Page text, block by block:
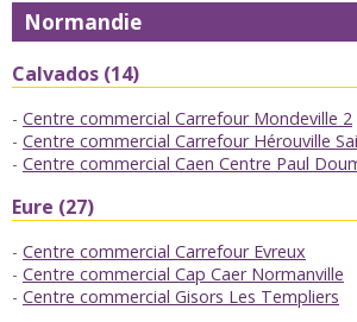
Normandie
Calvados (14)
Centre commercial Carrefour Mondeville 2
Centre commercial Carrefour Hérouville
Centre commercial Caen Centre Paul
Eure (27)
Centre commercial Carrefour Evreux
Centre commercial Cap Caer Normanville
Centre commercial Gisors Les Templiers